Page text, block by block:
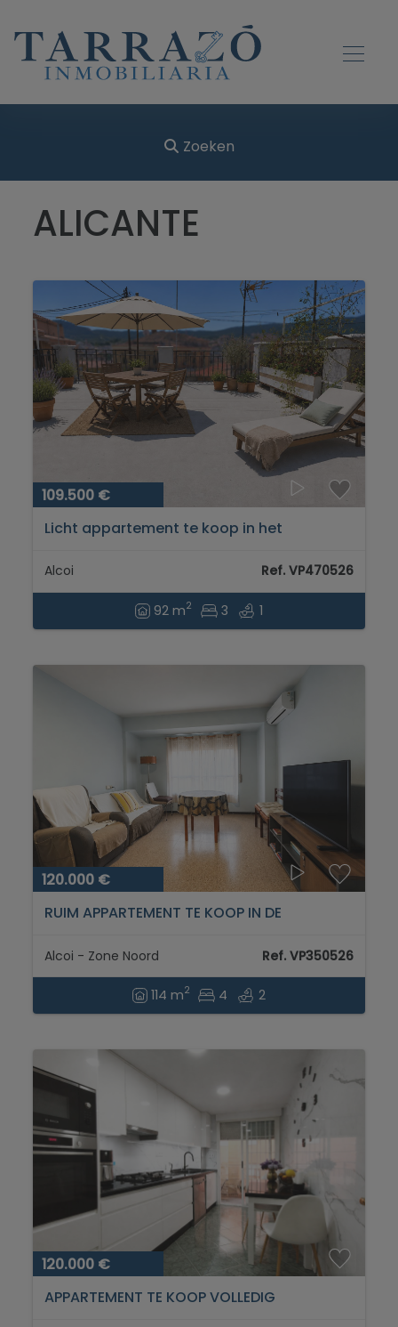
Zoeken
ALICANTE
109.500 €
Licht appartement te koop in het
Alcoi Ref. VP470526
92 m2 3 1
120.000 €
RUIM APPARTEMENT TE KOOP IN DE
Alcoi - Zone Noord Ref. VP350526
114 m2 4 2
120.000 €
APPARTEMENT TE KOOP VOLLEDIG